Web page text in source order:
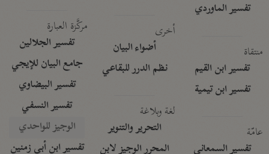
تفسير الماوردي
منتقاة
تفسير ابن القيم
تفسير ابن تيمية
عامّة
تفسير السمعاني
أخرى
أضواء البيان
نظم الدرر للبقاعي
لغة وبلاغة
التحرير والتنوير
المحرر الوجيز لابن
مركَّزة العبارة
تفسير الجلالين
جامع البيان للإيجي
تفسير البيضاوي
تفسير النسفي
الوجيز للواحدي
تفسير ابن أبي زمنين